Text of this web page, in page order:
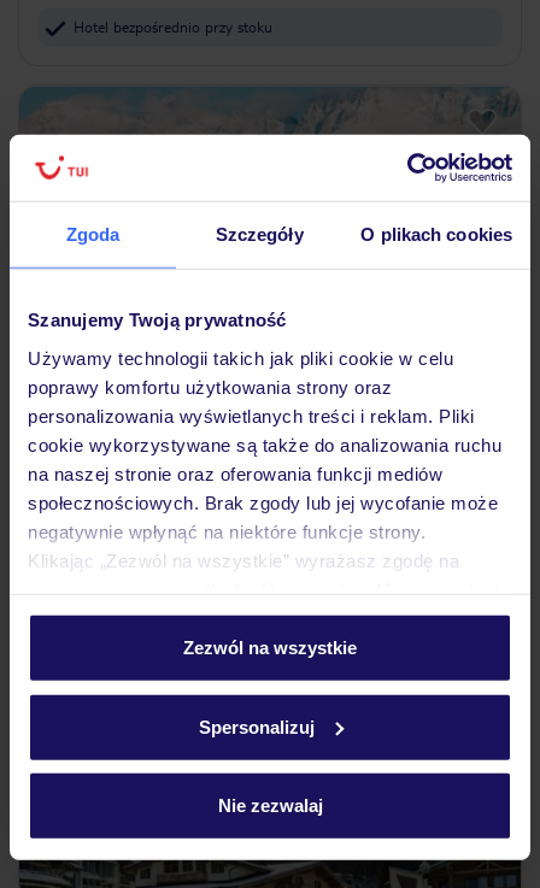
Zgoda Szczegóły O plikach cookies
Szanujemy Twoją prywatność
Używamy technologii takich jak pliki cookie w celu
poprawy komfortu użytkowania strony oraz
personalizowania wyświetlanych treści i reklam. Pliki
cookie wykorzystywane są także do analizowania ruchu
na naszej stronie oraz oferowania funkcji mediów
społecznościowych. Brak zgody lub jej wycofanie może
negatywnie wpłynąć na niektóre funkcje strony.
Klikając „Zezwól na wszystkie” wyrażasz zgodę na
personalizować swój wybór wchodząc w zakładkę
Szczegółowe informacje o plikach cookie znajdziesz
Zezwól na wszystkie
Spersonalizuj
Nie zezwalaj
Hotel bezpośrednio przy stoku
HENRI Hotel Kitzbühel
ALPY KITZBUHELSKIE
2 920
ZŁ
OSOBA
08.11.2026 - 15.11.2026
Śniadanie